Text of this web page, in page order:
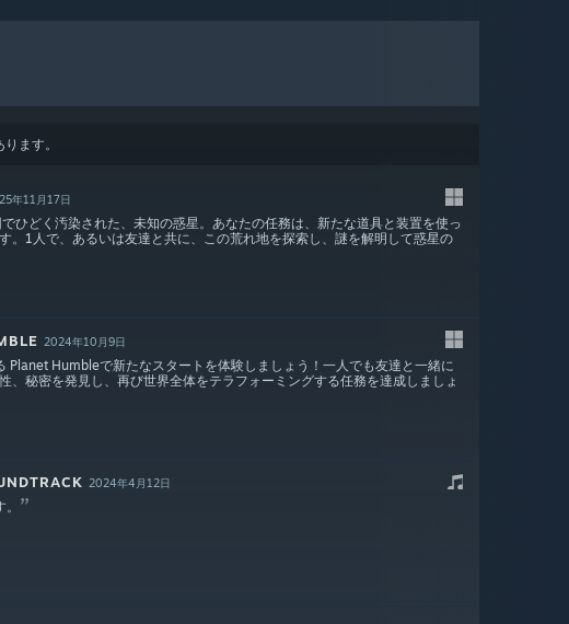
ます。
年11月17日
ひどく汚染された、未知の惑星。あなたの任務は、新たな道具と装置を使っ
。1人で、あるいは友達と共に、この荒れ地を探索し、謎を解明して惑星の
2024年10月9日
Planet Humbleで新たなスタートを体験しましょう！一人でも友達と一緒に
、秘密を発見し、再び世界全体をテラフォーミングする任務を達成しましょ
2024年4月12日